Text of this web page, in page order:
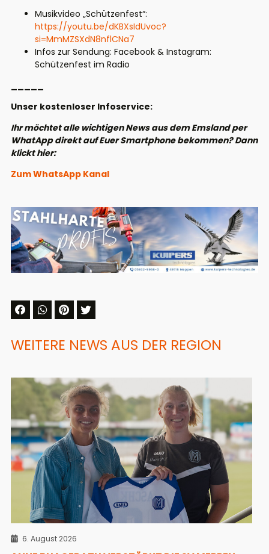
Musikvideo „Schützenfest“:
https://youtu.be/dKBXsIdUvoc?
si=MmMZSXdN8nflCNa7
Infos zur Sendung: Facebook & Instagram:
Schützenfest im Radio
Unser kostenloser Infoservice:
Ihr möchtet alle wichtigen News aus dem Emsland per
WhatApp direkt auf Euer Smartphone bekommen? Dann
klickt hier:
Zum WhatsApp Kanal
WEITERE NEWS AUS DER REGION
6. August 2026